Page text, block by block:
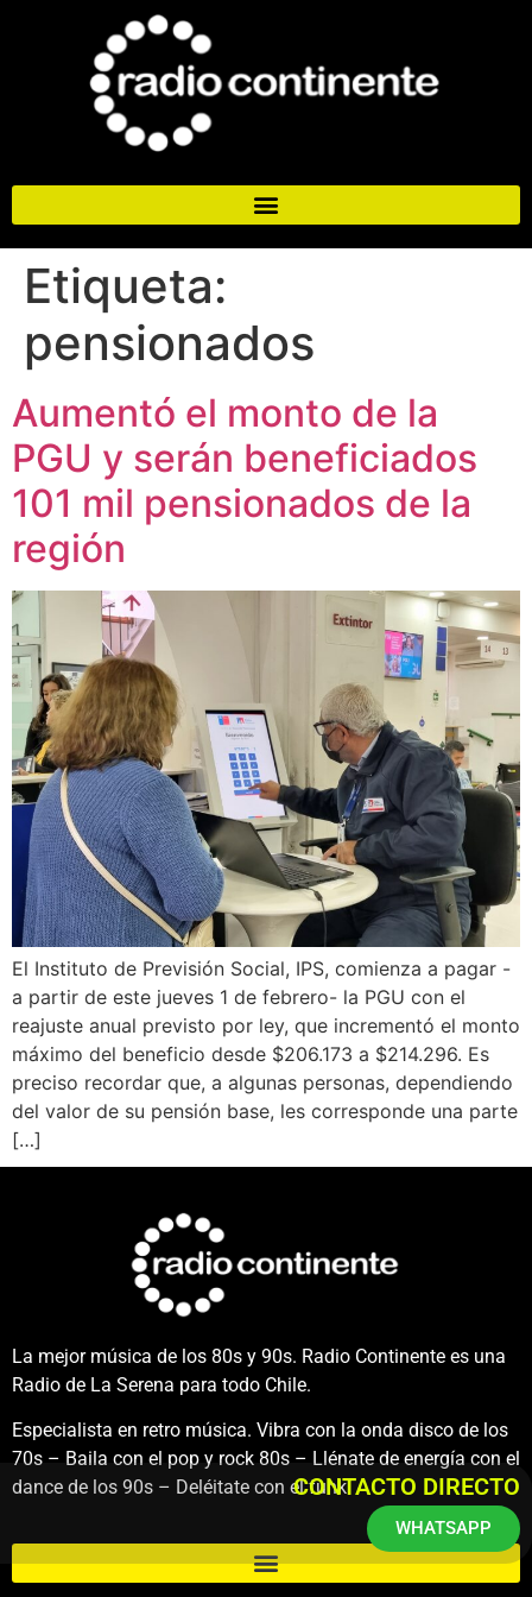
Etiqueta:
pensionados
Aumentó el monto de la
PGU y serán beneficiados
101 mil pensionados de la
región
El Instituto de Previsión Social, IPS, comienza a pagar -
a partir de este jueves 1 de febrero- la PGU con el
reajuste anual previsto por ley, que incrementó el monto
máximo del beneficio desde $206.173 a $214.296. Es
preciso recordar que, a algunas personas, dependiendo
del valor de su pensión base, les corresponde una parte
[…]
La mejor música de los 80s y 90s. Radio Continente es una
Radio de La Serena para todo Chile.
Especialista en retro música. Vibra con la onda disco de los
70s – Baila con el pop y rock 80s – Llénate de energía con el
dance de los 90s – Deléitate con el funk.CONTACTO DIRECTO
WHATSAPP